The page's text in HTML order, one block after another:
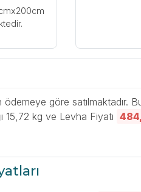
ödemeye göre satılmaktadır.
15,72 kg ve Levha Fiyatı